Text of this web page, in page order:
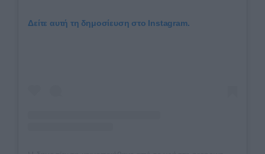
Δείτε αυτή τη δημοσίευση στο Instagram.